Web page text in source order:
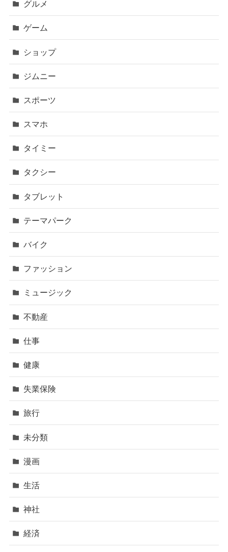
グルメ
ゲーム
ショップ
ジムニー
スポーツ
スマホ
タイミー
タクシー
タブレット
テーマパーク
バイク
ファッション
ミュージック
不動産
仕事
健康
失業保険
旅行
未分類
漫画
生活
神社
経済